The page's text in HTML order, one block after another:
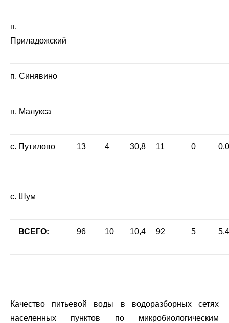
п.
Приладожский
п. Синявино
п. Малукса
с. Путилово 13 4 30,8 11 0 0,0
с. Шум
ВСЕГО: 96 10 10,4 92 5 5,4
Качество питьевой воды в водоразборных сетях
населенных пунктов по микробиологическим